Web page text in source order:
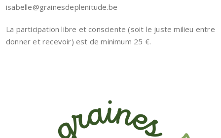
isabelle@grainesdeplenitude.be
La participation libre et consciente (soit le juste milieu entre
donner et recevoir) est de minimum 25 €.